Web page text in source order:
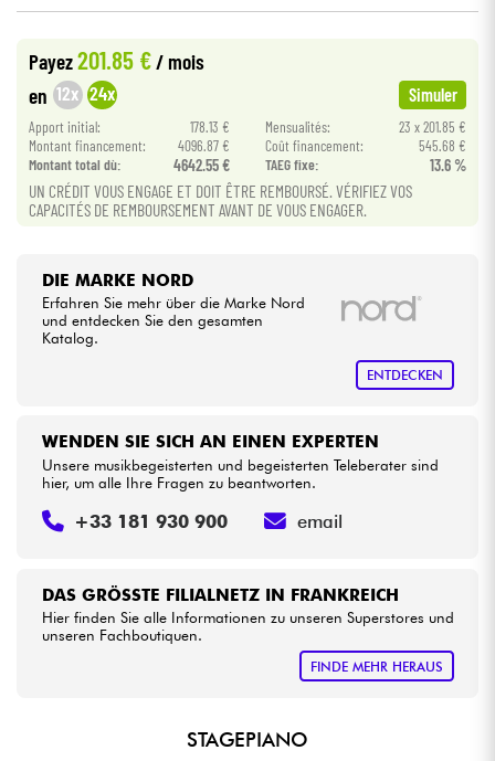
Kabel & Zubehöre
HiFi
Bundle
BRUGES
Star'SMusic
• Music
Payez201.85 €/ mois
en 12x 24x Simuler
Apport initial: 178.13 € Mensualités:
23 x 201.85 €
Montant financement:
4096.87 € Coût financement:
545.68 €
Montant total dù:
4642.55 € TAEG fixe: 13.6 %
UN CRÉDIT VOUS ENGAGE ET DOIT ÊTRE REMBOURSÉ. VÉRIFIEZ VOS
CAPACITÉS DE REMBOURSEMENT AVANT DE VOUS ENGAGER.
DIE MARKE NORD
Erfahren Sie mehr über die Marke Nord
und entdecken Sie den gesamten
Katalog.
ENTDECKEN
DAS GRÖSSTE FILIALNETZ IN FRANKREICH
Hier finden Sie alle Informationen zu unseren Superstores und
unseren Fachboutiquen.
FINDE MEHR HERAUS
WENDEN SIE SICH AN EINEN EXPERTEN
Unsere musikbegeisterten und begeisterten Teleberater sind
hier, um alle Ihre Fragen zu beantworten.
+33 181 930 900 email
STAGEPIANO